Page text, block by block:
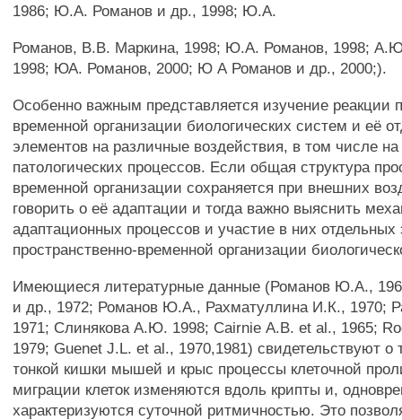
1986; Ю.А. Романов и др., 1998; Ю.А.
Романов, В.В. Маркина, 1998; Ю.А. Романов, 1998;
1998; ЮА. Романов, 2000; Ю А Романов и др., 2000;).
Особенно важным представляется изучение реакции
временной организации биологических систем и её
элементов на различные воздействия, в том числе на
патологических процессов. Если общая структура
временной организации сохраняется при внешних
говорить о её адаптации и тогда важно выяснить
адаптационных процессов и участие в них отдельных
пространственно-временной организации
Имеющиеся литературные данные (Романов Ю.А.,
и др., 1972; Романов Ю.А., Рахматуллина И.К., 1970;
1971; Слинякова А.Ю. 1998; Cairnie А.В. et al., 1965;
1979; Guenet J.L. et al., 1970,1981) свидетельствуют о
тонкой кишки мышей и крыс процессы клеточной
миграции клеток изменяются вдоль крипты и,
характеризуются суточной ритмичностью. Это